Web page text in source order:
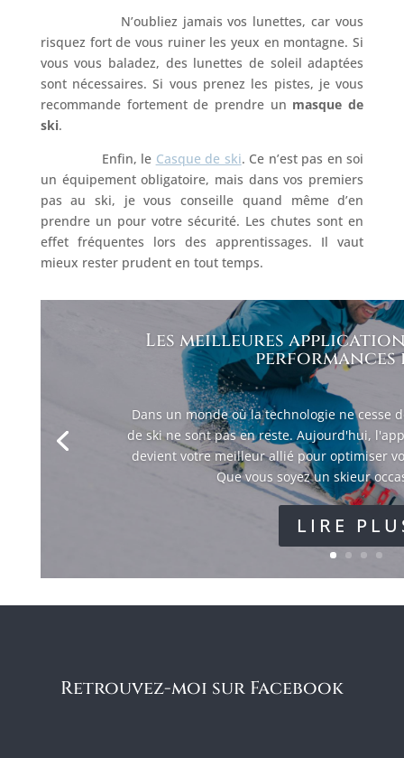
N’oubliez jamais vos lunettes, car vous
risquez fort de vous ruiner les yeux en montagne. Si
vous vous baladez, des lunettes de soleil adaptées
sont nécessaires. Si vous prenez les pistes, je vous
recommande fortement de prendre un masque de
ski.
Enfin, le Casque de ski. Ce n’est pas en soi
un équipement obligatoire, mais dans vos premiers
pas au ski, je vous conseille quand même d’en
prendre un pour votre sécurité. Les chutes sont en
effet fréquentes lors des apprentissages. Il vaut
mieux rester prudent en tout temps.
Les meilleures
performances
Dans un monde où la technologie ne cesse
de ski ne sont pas en reste. Aujourd'hui,
devient votre meilleur allié pour optimiser
Que vous soyez un skieur
LIRE
Retrouvez-moi sur Facebook